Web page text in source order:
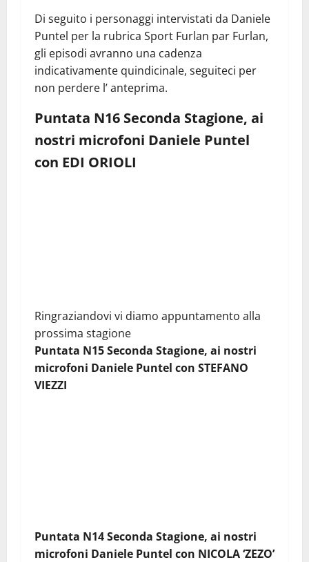
Di seguito i personaggi intervistati da Daniele
Puntel per la rubrica Sport Furlan par Furlan,
gli episodi avranno una cadenza
indicativamente quindicinale, seguiteci per
non perdere l’ anteprima.
Puntata N16 Seconda Stagione, ai
nostri microfoni Daniele Puntel
con EDI ORIOLI
Ringraziandovi vi diamo appuntamento alla
prossima stagione
Puntata N15 Seconda Stagione, ai nostri
microfoni Daniele Puntel con STEFANO
VIEZZI
Puntata N14 Seconda Stagione, ai nostri
microfoni Daniele Puntel con NICOLA ‘ZEZO’